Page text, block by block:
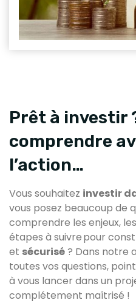
Prêt à investir
comprendre
l’action…
Vous souhaitez investir
vous posez beaucoup de
comprendre les enjeux,
étapes à suivre pour
et sécurisé? Dans notre
toutes vos questions,
à vous lancer dans un
complétement maîtrisé !